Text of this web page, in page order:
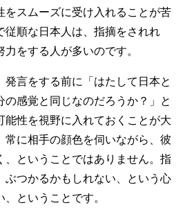
をスムーズに受け入れることが苦
従順な日本人は、指摘をされれ
をする人が多いのです。
発言をする前に「はたして日本と
の感覚と同じなのだろうか？」と
能性を視野に入れておくことが大
常に相手の顔色を伺いながら、彼
、ということではありません。指
ぶつかるかもしれない、という心
ということです。